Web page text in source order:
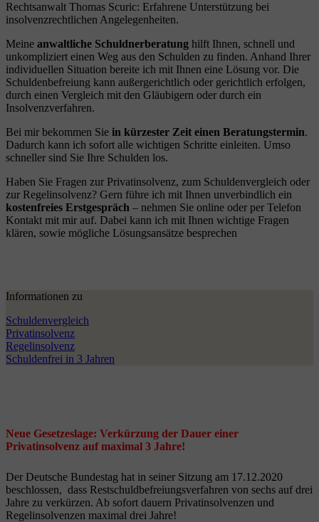
Rechtsanwalt Thomas Scuric: Erfahrene Unterstützung bei
insolvenzrechtlichen Angelegenheiten.
Meine anwaltliche Schuldnerberatung hilft Ihnen, schnell und
unkompliziert einen Weg aus den Schulden zu finden. Anhand Ihrer
individuellen Situation bereite ich mit Ihnen eine Lösung vor. Die
Schuldenbefreiung kann außergerichtlich oder gerichtlich erfolgen,
durch einen Vergleich mit den Gläubigern oder durch ein
Insolvenzverfahren.
Bei mir bekommen Sie in kürzester Zeit einen Beratungstermin.
Dadurch kann ich sofort alle wichtigen Schritte einleiten. Umso
schneller sind Sie Ihre Schulden los.
Haben Sie Fragen zur Privatinsolvenz, zum Schuldenvergleich oder
zur Regelinsolvenz? Gern führe ich mit Ihnen unverbindlich ein
kostenfreies Erstgespräch – nehmen Sie online oder per Telefon
Kontakt mit mir auf. Dabei kann ich mit Ihnen wichtige Fragen
klären, sowie mögliche Lösungsansätze besprechen
Informationen zu
Schuldenvergleich
Privatinsolvenz
Regelinsolvenz
Schuldenfrei in 3 Jahren
Neue Gesetzeslage: Verkürzung der Dauer einer
Privatinsolvenz auf maximal 3 Jahre!
Der Deutsche Bundestag hat in seiner Sitzung am 17.12.2020
beschlossen, dass Restschuldbefreiungsverfahren von sechs auf drei
Jahre zu verkürzen. Ab sofort dauern Privatinsolvenzen und
Regelinsolvenzen maximal drei Jahre!